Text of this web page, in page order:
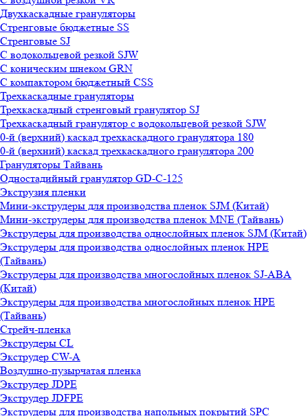
Двухкаскадные грануляторы
Стренговые бюджетные SS
Стренговые SJ
С водокольцевой резкой SJW
С коническим шнеком GRN
С компактором бюджетный CSS
Трехкаскадные грануляторы
Трехкаскадный стренговый гранулятор SJ
Трехкаскадный гранулятор с водокольцевой резкой SJW
0-й (верхний) каскад трехкаскадного гранулятора 180
0-й (верхний) каскад трехкаскадного гранулятора 200
Грануляторы Тайвань
Одностадийный гранулятор GD-C-125
Экструзия пленки
Мини-экструдеры для производства пленок SJM (Китай)
Мини-экструдеры для производства пленок MNE (Тайвань)
Экструдеры для производства однослойных пленок SJM (Китай)
Экструдеры для производства однослойных пленок HPE
(Тайвань)
Экструдеры для производства многослойных пленок SJ-ABA
(Китай)
Экструдеры для производства многослойных пленок HPE
(Тайвань)
Стрейч-пленка
Экструдеры CL
Экструдер CW-A
Воздушно-пузырчатая пленка
Экструдер JDPE
Экструдер JDFPE
Экструдеры для производства напольных покрытий SPC